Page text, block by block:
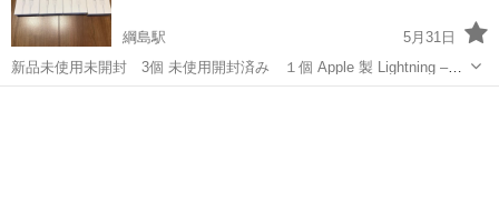
綱島駅
5月31日
新品未使用未開封 3個 未使用開封済み １個 Apple 製 Lightning –
USB ケーブルには、USB コネクタから約 15-20cm のところに印字さ